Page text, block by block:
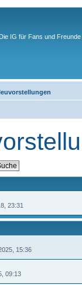
IG für Fans und
23:31
15:36
09:13